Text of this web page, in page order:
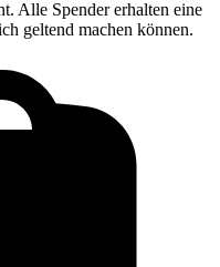
Alle Spender erhalten eine
geltend machen können.